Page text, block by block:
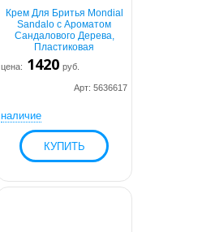
Крем Для Бритья Mondial
Sandalo с Ароматом
Сандалового Дерева,
Пластиковая
цена: 1420 руб.
Арт: 5636617
наличие